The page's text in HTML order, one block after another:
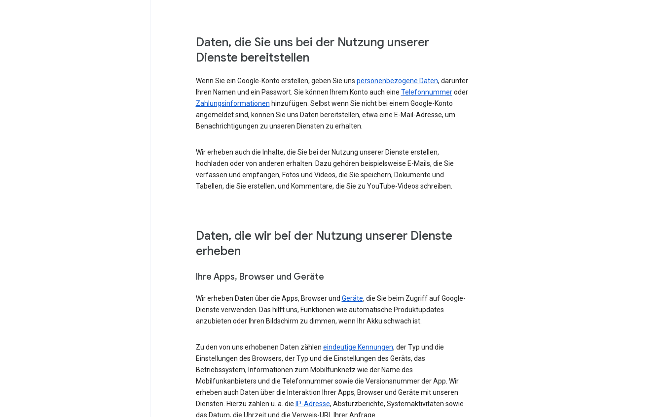
Daten, die Sie uns bei der Nutzung unserer
Dienste bereitstellen
Wenn Sie ein Google-Konto erstellen, geben Sie uns personenbezogene Daten, darunter
Ihren Namen und ein Passwort. Sie können Ihrem Konto auch eine Telefonnummeroder
Zahlungsinformationen hinzufügen. Selbst wenn Sie nicht bei einem Google-Konto
angemeldet sind, können Sie uns Daten bereitstellen, etwa eine E-Mail-Adresse, um
Benachrichtigungen zu unseren Diensten zu erhalten.
Wir erheben auch die Inhalte, die Sie bei der Nutzung unserer Dienste erstellen,
hochladen oder von anderen erhalten. Dazu gehören beispielsweise E-Mails, die Sie
verfassen und empfangen, Fotos und Videos, die Sie speichern, Dokumente und
Tabellen, die Sie erstellen, und Kommentare, die Sie zu YouTube-Videos schreiben.
Daten, die wir bei der Nutzung unserer Dienste
erheben
Ihre Apps, Browser und Geräte
Wir erheben Daten über die Apps, Browser und Geräte, die Sie beim Zugriff auf Google-
Dienste verwenden. Das hilft uns, Funktionen wie automatische Produktupdates
anzubieten oder Ihren Bildschirm zu dimmen, wenn Ihr Akku schwach ist.
Zu den von uns erhobenen Daten zählen eindeutige Kennungen, der Typ und die
Einstellungen des Browsers, der Typ und die Einstellungen des Geräts, das
Betriebssystem, Informationen zum Mobilfunknetz wie der Name des
Mobilfunkanbieters und die Telefonnummer sowie die Versionsnummer der App. Wir
erheben auch Daten über die Interaktion Ihrer Apps, Browser und Geräte mit unseren
Diensten. Hierzu zählen u. a. die IP-Adresse, Absturzberichte, Systemaktivitäten sowie
das Datum, die Uhrzeit und die Verweis-URL Ihrer Anfrage.